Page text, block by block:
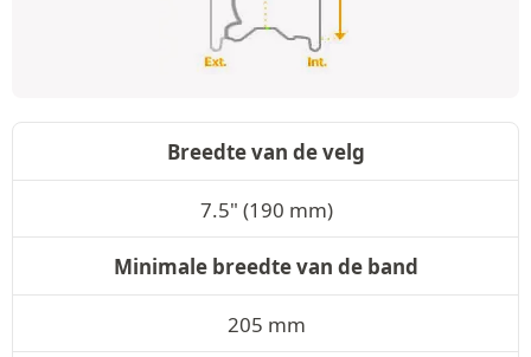
Breedte van de velg
7.5" (190 mm)
Minimale breedte van de band
205 mm